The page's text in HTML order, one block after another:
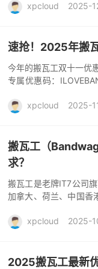
xpcloud 2025-
速抢！2025年搬
今年的搬瓦工双十一优
专属优惠码：
xpcloud 2025-
搬瓦工（
求？
搬瓦工是老牌IT7公司
加拿大、荷兰、中国香
xpcloud 2025-
2025搬瓦工最新